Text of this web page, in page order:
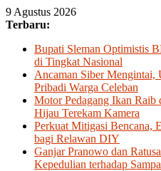
Skip
to
9 Agustus 2026
Terbaru:
Bupati Sleman Optimistis
di Tingkat Nasional
Ancaman Siber Mengintai,
Pribadi Warga Celeban
Motor Pedagang Ikan
Hijau Terekam Kamera
Perkuat Mitigasi Bencana,
bagi Relawan DIY
Ganjar Pranowo dan
Kepedulian terhadap